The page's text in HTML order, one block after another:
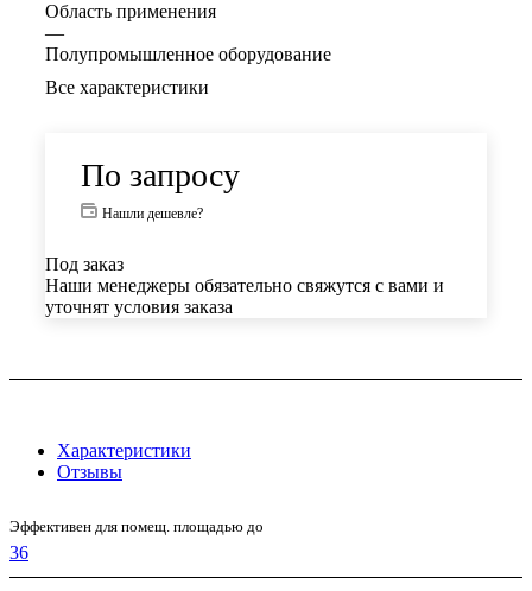
Область применения
—
Полупромышленное оборудование
Все характеристики
По запросу
Нашли дешевле?
Под заказ
Наши менеджеры обязательно свяжутся с вами и
уточнят условия заказа
Характеристики
Отзывы
Эффективен для помещ. площадью до
36